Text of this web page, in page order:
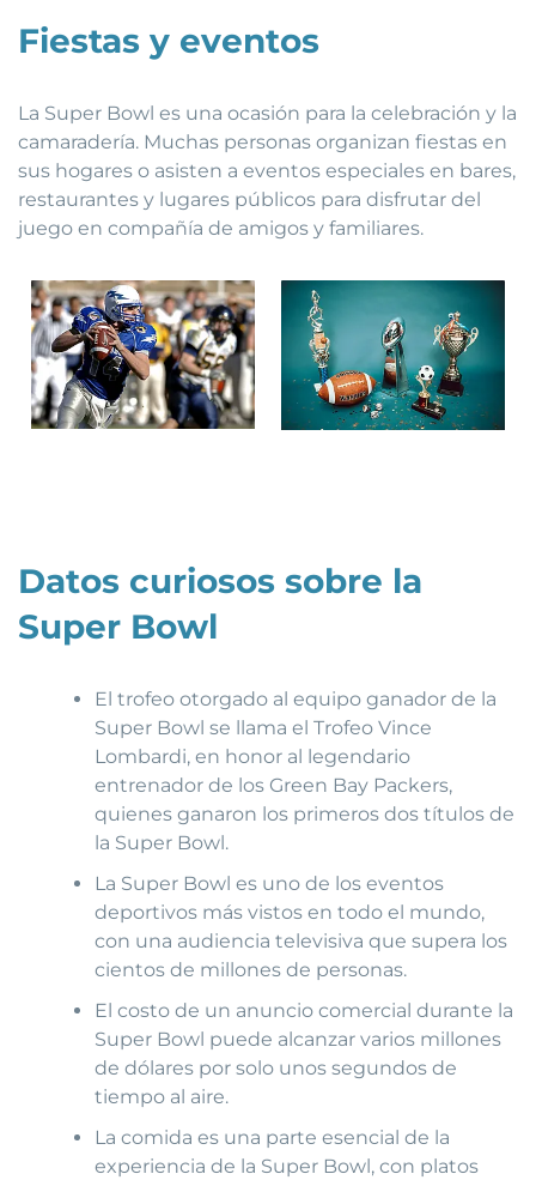
Fiestas y eventos
La Super Bowl es una ocasión para la celebración y la
camaradería. Muchas personas organizan fiestas en
sus hogares o asisten a eventos especiales en bares,
restaurantes y lugares públicos para disfrutar del
juego en compañía de amigos y familiares.
Datos curiosos sobre la
Super Bowl
El trofeo otorgado al equipo ganador de la
Super Bowl se llama el Trofeo Vince
Lombardi, en honor al legendario
entrenador de los Green Bay Packers,
quienes ganaron los primeros dos títulos de
la Super Bowl.
La Super Bowl es uno de los eventos
deportivos más vistos en todo el mundo,
con una audiencia televisiva que supera los
cientos de millones de personas.
El costo de un anuncio comercial durante la
Super Bowl puede alcanzar varios millones
de dólares por solo unos segundos de
tiempo al aire.
La comida es una parte esencial de la
experiencia de la Super Bowl, con platos